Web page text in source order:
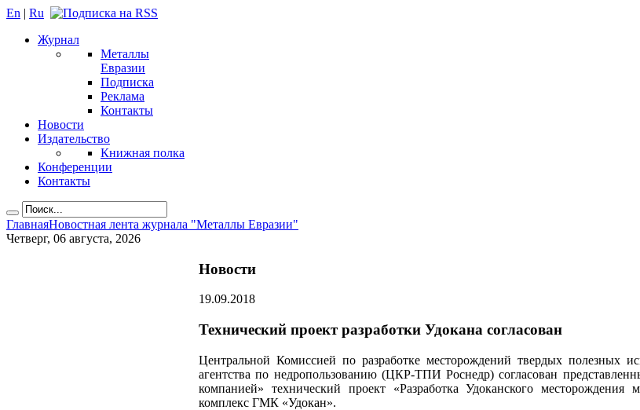
En | Ru
Журнал
Металлы
Евразии
Подписка
Реклама
Контакты
Новости
Издательство
Книжная полка
Конференции
Контакты
ГлавнаяНовостная лента журнала "Металлы Евразии"
Четверг, 06 августа, 2026
Новости
19.09.2018
Технический проект разработки Удокана согласован
Центральной Комиссией по разработке месторождений твердых полезных
агентства по недропользованию (ЦКР-ТПИ Роснедр) согласован
компанией» технический проект «Разработка Удоканского
комплекс ГМК «Удокан».